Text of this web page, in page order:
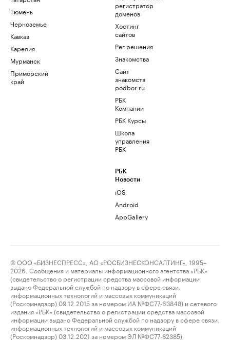
Тюмень
Черноземье
Кавказ
Карелия
Мурманск
Приморский
край
регистратор
доменов
Хостинг
сайтов
Рег.решения
Знакомства
Сайт
знакомств
podbor.ru
РБК
Компании
РБК Курсы
Школа
управления
РБК
РБК
Новости
iOS
Android
AppGallery
© ООО «БИЗНЕСПРЕСС», АО «РОСБИЗНЕСКОНСАЛТИНГ», 1995–
2026. Сообщения и материалы информационного агентства «РБК»
(свидетельство о регистрации средства массовой информации
выдано Федеральной службой по надзору в сфере связи,
информационных технологий и массовых коммуникаций
(Роскомнадзор) 09.12.2015 за номером ИА №ФС77-63848) и сетевого
издания «РБК» (свидетельство о регистрации средства массовой
информации выдано Федеральной службой по надзору в сфере связи,
информационных технологий и массовых коммуникаций
(Роскомнадзор) 03.12.2021 за номером ЭЛ №ФС77-82385)